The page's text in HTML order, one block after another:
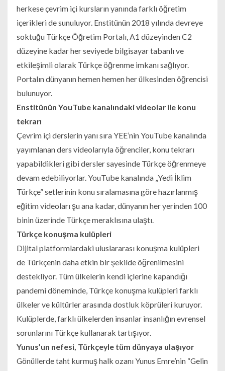
herkese çevrim içi kursların yanında farklı öğretim
içerikleri de sunuluyor. Enstitünün 2018 yılında devreye
soktuğu Türkçe Öğretim Portalı, A1 düzeyinden C2
düzeyine kadar her seviyede bilgisayar tabanlı ve
etkileşimli olarak Türkçe öğrenme imkanı sağlıyor.
Portalın dünyanın hemen hemen her ülkesinden öğrencisi
bulunuyor.
Enstitünün YouTube kanalındaki videolar ile konu
tekrarı
Çevrim içi derslerin yanı sıra YEE’nin YouTube kanalında
yayımlanan ders videolarıyla öğrenciler, konu tekrarı
yapabildikleri gibi dersler sayesinde Türkçe öğrenmeye
devam edebiliyorlar. YouTube kanalında „Yedi İklim
Türkçe” setlerinin konu sıralamasına göre hazırlanmış
eğitim videoları şu ana kadar, dünyanın her yerinden 100
binin üzerinde Türkçe meraklısına ulaştı.
Türkçe konuşma kulüpleri
Dijital platformlardaki uluslararası konuşma kulüpleri
de Türkçenin daha etkin bir şekilde öğrenilmesini
destekliyor. Tüm ülkelerin kendi içlerine kapandığı
pandemi döneminde, Türkçe konuşma kulüpleri farklı
ülkeler ve kültürler arasında dostluk köprüleri kuruyor.
Kulüplerde, farklı ülkelerden insanlar insanlığın evrensel
sorunlarını Türkçe kullanarak tartışıyor.
Yunus’un nefesi, Türkçeyle tüm dünyaya ulaşıyor
Gönüllerde taht kurmuş halk ozanı Yunus Emre’nin “Gelin